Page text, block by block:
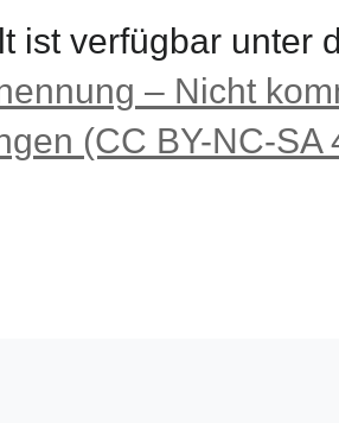
ist verfügbar unter
– Nicht
(CC BY-NC-SA